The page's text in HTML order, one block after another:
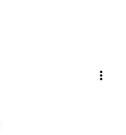
more_vert